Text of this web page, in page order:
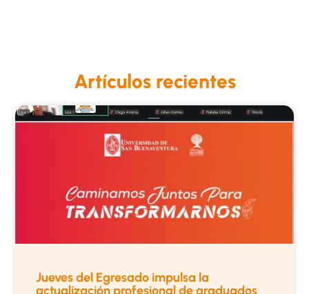
Artículos recientes
Jueves del Egresado impulsa la
actualización profesional de graduados